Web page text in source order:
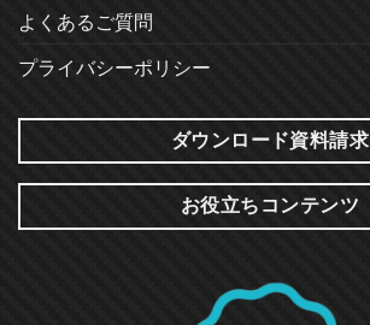
よくあるご質問
プライバシーポリシー
ダウンロード資料請求
お役立ちコンテンツ